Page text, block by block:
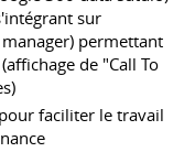
sur
permettant
de "Call To
faciliter le travail